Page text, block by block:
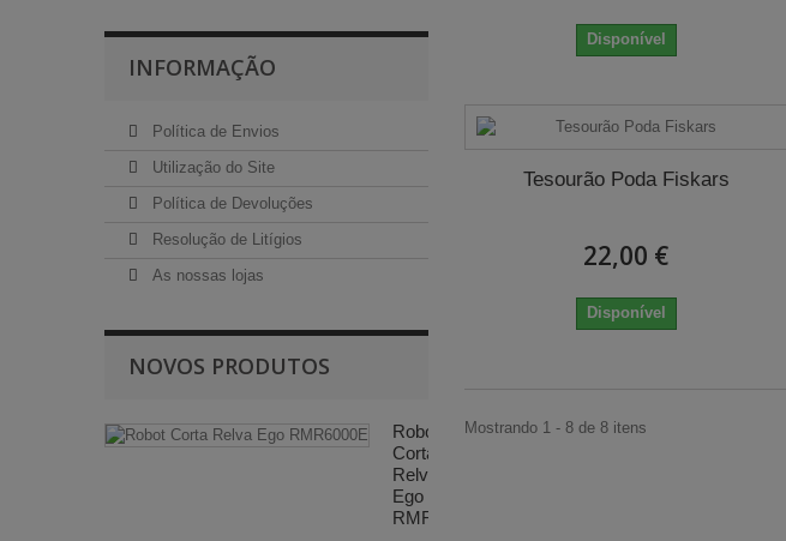
INFORMAÇÃO
Política de Envios
Utilização do Site
Política de Devoluções
Resolução de Litígios
As nossas lojas
NOVOS PRODUTOS
Robot
Corta
Relva
Ego
RMR6000E
Disponível
Tesourão Poda Fiskars
22,00 €
Disponível
Mostrando 1 - 8 de 8 itens